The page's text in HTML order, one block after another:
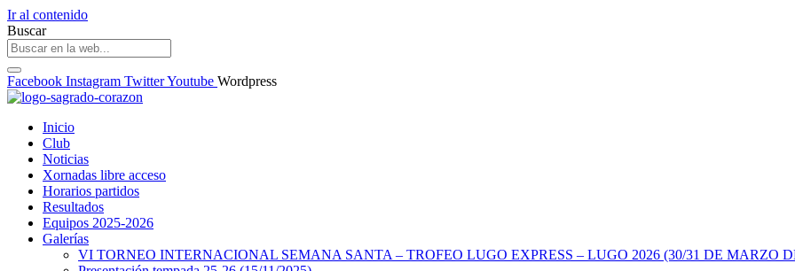
Ir al contenido
Buscar
Facebook Instagram TwitterYoutube Wordpress
Inicio
Club
Noticias
Xornadas libre acceso
Horarios partidos
Resultados
Equipos 2025-2026
Galerías
VI TORNEO INTERNACIONAL SEMANA SANTA – TROFEO LUGO EXPRESS – LUGO 2026 (30/31 DE MARZO